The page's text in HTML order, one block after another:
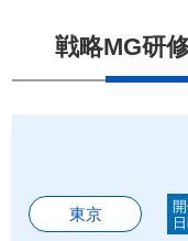
ホー
戦略MG研
東京